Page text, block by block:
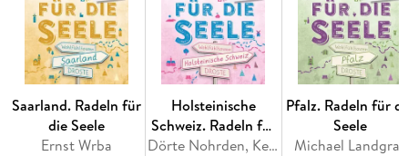
Saarland. Radeln für
die Seele
Ernst Wrba
Holsteinische
Schweiz. Radeln für
die Seele
Dörte Nohrden, Kerstin Rose
Pfalz. Radeln für
Seele
Michael Landgraf